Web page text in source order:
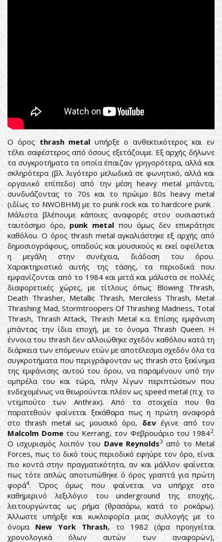
Ο όροςthrash metalυπήρξε ο ανθεκτικότερος και εν
τέλει σαφέστερος από όσους εξετάζουμε. Εξ αρχής δήλωνε
τα συγκροτήματα τα οποία έπαιζαν γρηγορότερα, αλλά και
σκληρότερα (βλ. λιγότερο μελωδικά σε φωνητικό, αλλά και
οργανικό επίπεδο) από την μέση heavy metal μπάντα,
συνδυάζοντας το 70s και το πρώιμο 80s heavy metal
(ιδίως το NWOBHM) με το punk rock και το hardcore punk .
Μάλιστα βλέπουμε κάποιες αναφορές στον ουσιαστικά
ταυτόσημο όρο,punk metalπου όμως δεν επικράτησε
καθόλου. Ο όρος thrash metal αγκαλιάστηκε εξ αρχής από
δημοσιογράφους, οπαδούς και μουσικούς κι εκεί οφείλεται
η μεγάλη στην συνέχεια, διάδοση του όρου.
Χαρακτηριστικό αυτής της τάσης, τα περιοδικά που
εμφανίζονται από το 1984 και μετά και μάλιστα σε πολλές
διαφορετικές χώρες, με τίτλους όπως Blowing Thrash,
Death Thrasher, Metallic Thrash, Merciless Thrash, Metal
Thrashing Mad, Stormtroopers Of Thrashing Madness, Total
Thrash, Thrash Attack, Thrash Metal κ.α. Επίσης εμφάνιση
μπάντας την ίδια εποχή, με το όνομα Thrash Queen. Η
έννοια του thrash δεν αλλοιώθηκε σχεδόν καθόλου κατά τη
διάρκεια των επόμενων ετών με αποτέλεσμα σχεδόν όλα τα
συγκροτήματα που περιγράφονταν ως thrash στο ξεκίνημα
της εμφάνισης αυτού του όρου, να παραμένουν υπό την
ομπρέλα του και τώρα, πλην λίγων περιπτώσεων που
ενδεχομένως να θεωρούνται πλέον ως speed metal (π.χ. το
ντεμπούτο των Anthrax). Από τα στοιχεία που θα
παρατεθούν φαίνεται ξεκάθαρα πως η πρώτη αναφορά
στο thrash metal ως μουσικό όρο,δενέγινε από τον
Malcolm Domeτου Kerrang, τον Φεβρουάριο του 19842.
Ο ισχυρισμός λοιπόν του Dave Reynolds3 από το Metal
Forces, πως το δικό τους περιοδικό εφηύρε τον όρο, είναι
πιο κοντά στην πραγματικότητα, αν και μάλλον φαίνεται
πως τότε απλώς αποτυπώθηκε ό όρος γραπτά για πρώτη
φορά4. Όρος όμως που φαίνεται να υπήρχε στο
καθημερινό λεξιλόγιο του underground της εποχής,
λειτουργώντας ως ρήμα (θρασάρω, κατά το ροκάρω).
Άλλωστε υπήρξε και κυκλοφορία μιας συλλογής με το
όνομαNew York Thrash, το 1982 (άρα προηγείται
χρονολογικά όλων αυτών των αναφορών),